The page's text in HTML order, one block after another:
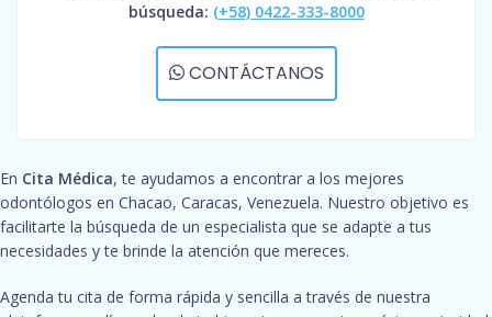
búsqueda: (+58) 0422-333-8000
CONTÁCTANOS
En Cita Médica, te ayudamos a encontrar a los mejores
odontólogos en Chacao, Caracas, Venezuela. Nuestro objetivo es
facilitarte la búsqueda de un especialista que se adapte a tus
necesidades y te brinde la atención que mereces.
Agenda tu cita de forma rápida y sencilla a través de nuestra